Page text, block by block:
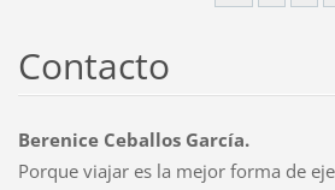
Contacto
Berenice Ceballos García.
Porque viajar es la mejor forma de